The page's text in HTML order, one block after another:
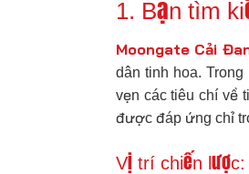
1. Bạn tìm
Moongate Cải
dân tinh hoa.
vẹn các tiêu chí về
được đáp ứng chỉ
Vị trí chiến